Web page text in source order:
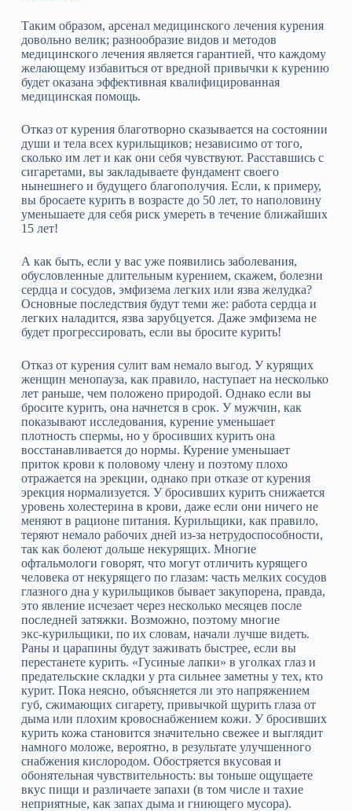
Таким образом, арсенал медицинского лечения курения
довольно велик; разнообразие видов и методов
медицинского лечения является гарантией, что каждому
желающему избавиться от вредной привычки к курению
будет оказана эффективная квалифицированная
медицинская помощь.
Отказ от курения благотворно сказывается на состоянии
души и тела всех курильщиков; независимо от того,
сколько им лет и как они себя чувствуют. Расставшись с
сигаретами, вы закладываете фундамент своего
нынешнего и будущего благополучия. Если, к примеру,
вы бросаете курить в возрасте до 50 лет, то наполовину
уменьшаете для себя риск умереть в течение ближайших
15 лет!
А как быть, если у вас уже появились заболевания,
обусловленные длительным курением, скажем, болезни
сердца и сосудов, эмфизема легких или язва желудка?
Основные последствия будут теми же: работа сердца и
легких наладится, язва зарубцуется. Даже эмфизема не
будет прогрессировать, если вы бросите курить!
Отказ от курения сулит вам немало выгод. У курящих
женщин менопауза, как правило, наступает на несколько
лет раньше, чем положено природой. Однако если вы
бросите курить, она начнется в срок. У мужчин, как
показывают исследования, курение уменьшает
плотность спермы, но у бросивших курить она
восстанавливается до нормы. Курение уменьшает
приток крови к половому члену и поэтому плохо
отражается на эрекции, однако при отказе от курения
эрекция нормализуется. У бросивших курить снижается
уровень холестерина в крови, даже если они ничего не
меняют в рационе питания. Курильщики, как правило,
теряют немало рабочих дней из‑за нетрудоспособности,
так как болеют дольше некурящих. Многие
офтальмологи говорят, что могут отличить курящего
человека от некурящего по глазам: часть мелких сосудов
глазного дна у курильщиков бывает закупорена, правда,
это явление исчезает через несколько месяцев после
последней затяжки. Возможно, поэтому многие
экс‑курильщики, по их словам, начали лучше видеть.
Раны и царапины будут заживать быстрее, если вы
перестанете курить. «Гусиные лапки» в уголках глаз и
предательские складки у рта сильнее заметны у тех, кто
курит. Пока неясно, объясняется ли это напряжением
губ, сжимающих сигарету, привычкой щурить глаза от
дыма или плохим кровоснабжением кожи. У бросивших
курить кожа становится значительно свежее и выглядит
намного моложе, вероятно, в результате улучшенного
снабжения кислородом. Обостряется вкусовая и
обонятельная чувствительность: вы тоньше ощущаете
вкус пищи и различаете запахи (в том числе и тахие
неприятные, как запах дыма и гниющего мусора).